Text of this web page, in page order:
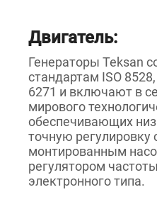
Двигатель:
Генераторы Teksan
стандартам ISO
6271 и включают в
мирового
обеспечивающих
точную регулировку
монтированным
регулятором
электронного типа.